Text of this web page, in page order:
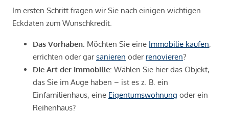
Im ersten Schritt fragen wir Sie nach einigen wichtigen
Eckdaten zum Wunschkredit.
Das Vorhaben: Möchten Sie eine Immobilie kaufen,
errichten oder garsanieren oder renovieren?
Die Art der Immobilie: Wählen Sie hier das Objekt,
das Sie im Auge haben – ist es z. B. ein
Einfamilienhaus, eine Eigentumswohnung oder ein
Reihenhaus?